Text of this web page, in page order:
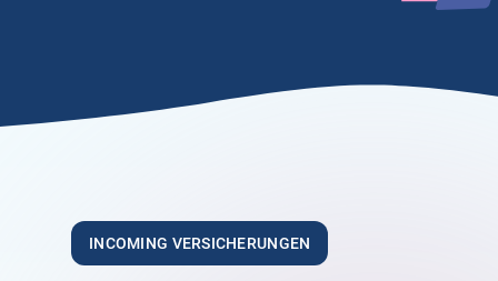
„Sehr hilfsbereite Mitarbeiter die ihren Job
verstehen. Ich bin sehr zufrieden!“
INCOMING VERSICHERUNGEN